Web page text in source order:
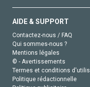
AIDE & SUPPORT
Contactez-nous / FAQ
Qui sommes-nous ?
Mentions légales
© - Avertissements
Termes et conditions
Politique rédactionnelle